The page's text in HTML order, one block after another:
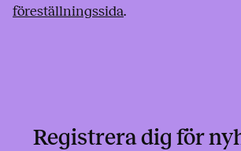
föreställningssida.
Registrera dig för